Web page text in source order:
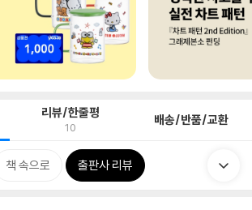
리뷰/한줄평
10 배송/반품/교환
책 속으로 출판사 리뷰